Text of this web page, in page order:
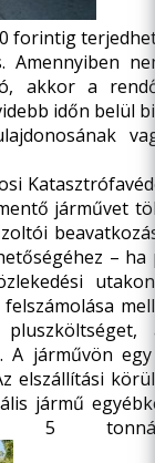
forintig
akkor a
időn belül
járművet
–
A járművön
elszállítási
jármű
5